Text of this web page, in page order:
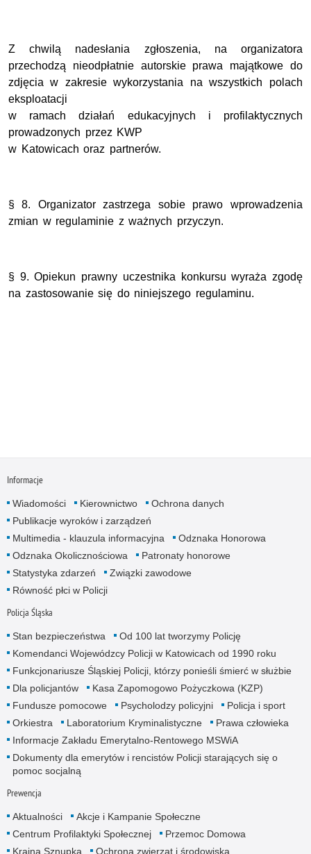
Z chwilą nadesłania zgłoszenia, na organizatora
przechodzą nieodpłatnie autorskie prawa majątkowe do
zdjęcia w zakresie wykorzystania na wszystkich polach
eksploatacji
w ramach działań edukacyjnych i profilaktycznych
prowadzonych przez KWP
w Katowicach oraz partnerów.
§ 8. Organizator zastrzega sobie prawo wprowadzenia
zmian w regulaminie z ważnych przyczyn.
§ 9. Opiekun prawny uczestnika konkursu wyraża zgodę
na zastosowanie się do niniejszego regulaminu.
Informacje
Wiadomości Kierownictwo
Ochrona danych
Publikacje wyroków i zarządzeń
Multimedia - klauzula informacyjna
Odznaka Honorowa
Odznaka Okolicznościowa
Patronaty honorowe
Statystyka zdarzeń
Związki zawodowe
Równość płci w Policji
Policja Śląska
Stan bezpieczeństwa
Od 100 lat tworzymy Policję
Komendanci Wojewódzcy Policji w Katowicach od 1990 roku
Funkcjonariusze Śląskiej Policji, którzy ponieśli śmierć w służbie
Dla policjantów
Kasa Zapomogowo Pożyczkowa (KZP)
Fundusze pomocowe
Psycholodzy policyjni
Policja i sport
Orkiestra
Laboratorium Kryminalistyczne
Prawa człowieka
Informacje Zakładu Emerytalno-Rentowego MSWiA
Dokumenty dla emerytów i rencistów Policji starających się o
pomoc socjalną
Prewencja
Aktualności
Akcje i Kampanie Społeczne
Centrum Profilaktyki Społecznej
Przemoc Domowa
Kraina Sznupka
Ochrona zwierząt i środowiska